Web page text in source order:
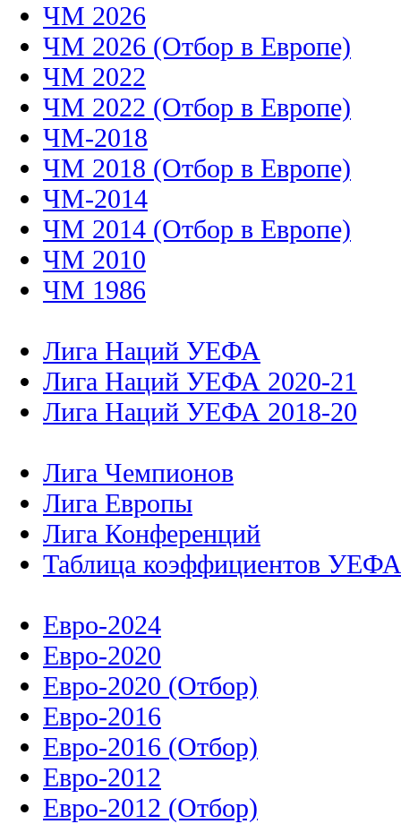
ЧМ 2026
ЧМ 2026 (Отбор в Европе)
ЧМ 2022
ЧМ 2022 (Отбор в Европе)
ЧМ-2018
ЧМ 2018 (Отбор в Европе)
ЧМ-2014
ЧМ 2014 (Отбор в Европе)
ЧМ 2010
ЧМ 1986
Лига Наций УЕФА
Лига Наций УЕФА 2020-21
Лига Наций УЕФА 2018-20
Лига Чемпионов
Лига Европы
Лига Конференций
Таблица коэффициентов УЕФА
Евро-2024
Евро-2020
Евро-2020 (Отбор)
Евро-2016
Евро-2016 (Отбор)
Евро-2012
Евро-2012 (Отбор)